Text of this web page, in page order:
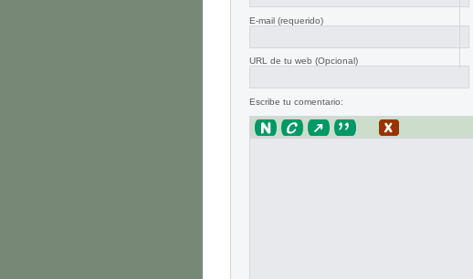
E-mail (requerido)
URL de tu web (Opcional)
Escribe tu comentario: